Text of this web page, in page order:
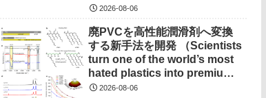
Properly）
2026-08-06
廃PVCを高性能潤滑剤へ変換
する新手法を開発 （Scientists
turn one of the world’s most
hated plastics into premium
lubricant）
2026-08-06